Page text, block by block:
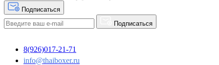
Подписаться
Подписаться
8(926)017-21-71
info@thaiboxer.ru